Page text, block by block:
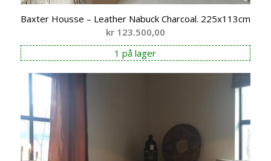
Baxter Housse – Leather Nabuck Charcoal. 225x113cm
kr123.500,00
1 på lager